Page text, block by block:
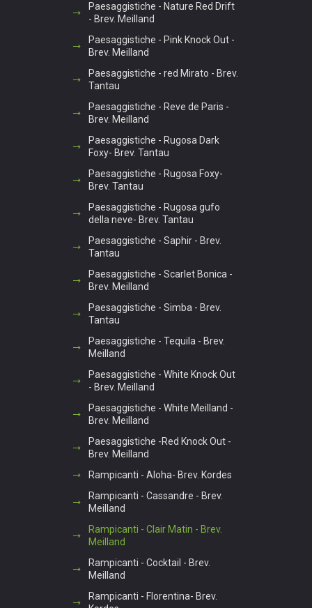
Paesaggistiche - Nature Red Drift
- Brev. Meilland
Paesaggistiche - Pink Knock Out -
Brev. Meilland
Paesaggistiche - red Mirato - Brev.
Tantau
Paesaggistiche - Reve de Paris -
Brev. Meilland
Paesaggistiche - Rugosa Dark
Foxy- Brev. Tantau
Paesaggistiche - Rugosa Foxy-
Brev. Tantau
Paesaggistiche - Rugosa gufo
della neve- Brev. Tantau
Paesaggistiche - Saphir - Brev.
Tantau
Paesaggistiche - Scarlet Bonica -
Brev. Meilland
Paesaggistiche - Simba - Brev.
Tantau
Paesaggistiche - Tequila - Brev.
Meilland
Paesaggistiche - White Knock Out
- Brev. Meilland
Paesaggistiche - White Meilland -
Brev. Meilland
Paesaggistiche -Red Knock Out -
Brev. Meilland
Rampicanti - Aloha- Brev. Kordes
Rampicanti - Cassandre - Brev.
Meilland
Rampicanti - Clair Matin - Brev.
Meilland
Rampicanti - Cocktail - Brev.
Meilland
Rampicanti - Florentina- Brev.